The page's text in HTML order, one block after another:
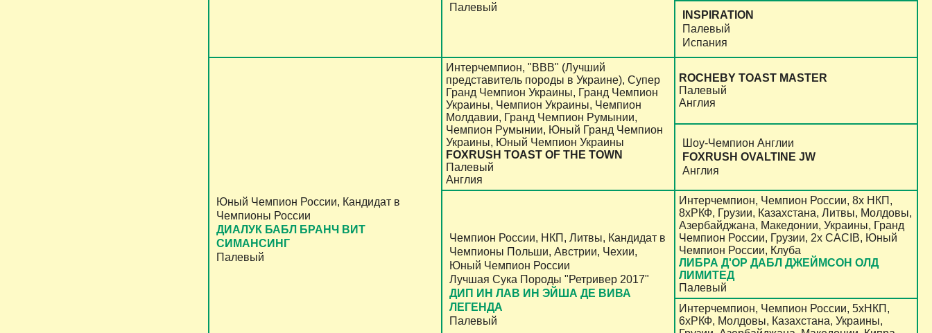
Палевый
INSPIRATION
Палевый
Испания
Юный Чемпион России, Кандидат в
Чемпионы России
ДИАЛУК БАБЛ БРАНЧ ВИТ
СИМАНСИНГ
Палевый
Интерчемпион, "ВВВ" (Лучший
представитель породы в Украине), Супер
Гранд Чемпион Украины, Гранд Чемпион
Украины, Чемпион Украины, Чемпион
Молдавии, Гранд Чемпион Румынии,
Чемпион Румынии, Юный Гранд Чемпион
Украины, Юный Чемпион Украины
FOXRUSH TOAST OF THE TOWN
Палевый
Англия
ROCHEBY TOAST MASTER
Палевый
Англия
Шоу-Чемпион Англии
FOXRUSH OVALTINE JW
Англия
Чемпион России, НКП, Литвы, Кандидат в
Чемпионы Польши, Австрии, Чехии,
Юный Чемпион России
Лучшая Сука Породы "Ретривер 2017"
ДИП ИН ЛАВ ИН ЭЙША ДЕ ВИВА
ЛЕГЕНДА
Палевый
Интерчемпион, Чемпион России, 8х НКП,
8хРКФ, Грузии, Казахстана, Литвы, Молдовы,
Азербайджана, Македонии, Украины, Гранд
Чемпион России, Грузии, 2х CACIB, Юный
Чемпион России, Клуба
ЛИБРА Д'ОР ДАБЛ ДЖЕЙМСОН ОЛД
ЛИМИТЕД
Палевый
Интерчемпион, Чемпион России, 5хНКП,
6хРКФ, Молдовы, Казахстана, Украины,